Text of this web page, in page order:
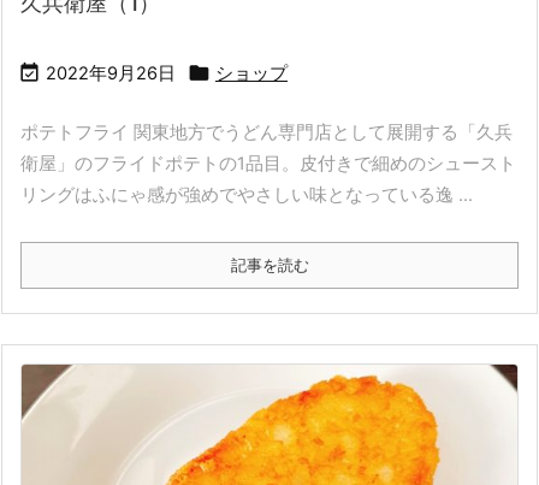
 2022年9月26日  ショップ
ポテトフライ 関東地方でうどん専門店として展開する「久兵
衛屋」のフライドポテトの1品目。皮付きで細めのシュースト
リングはふにゃ感が強めでやさしい味となっている逸 ...
記事を読む